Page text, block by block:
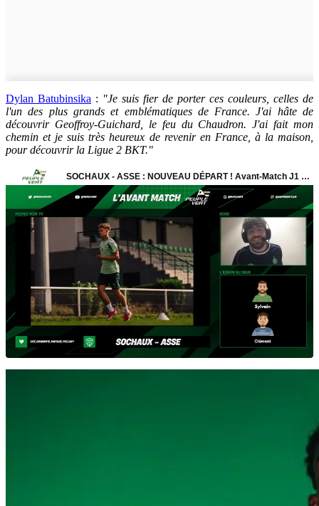
Dylan Batubinsika : "Je suis fier de porter ces couleurs, celles de
l'un des plus grands et emblématiques de France. J'ai hâte de
découvrir Geoffroy-Guichard, le feu du Chaudron. J'ai fait mon
chemin et je suis très heureux de revenir en France, à la maison,
pour découvrir la Ligue 2 BKT."